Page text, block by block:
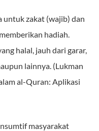
untuk zakat (wajib) dan
hadiah.
halal, jauh dari garar,
lainnya. (Lukman
al-Quran: Aplikasi
masyarakat